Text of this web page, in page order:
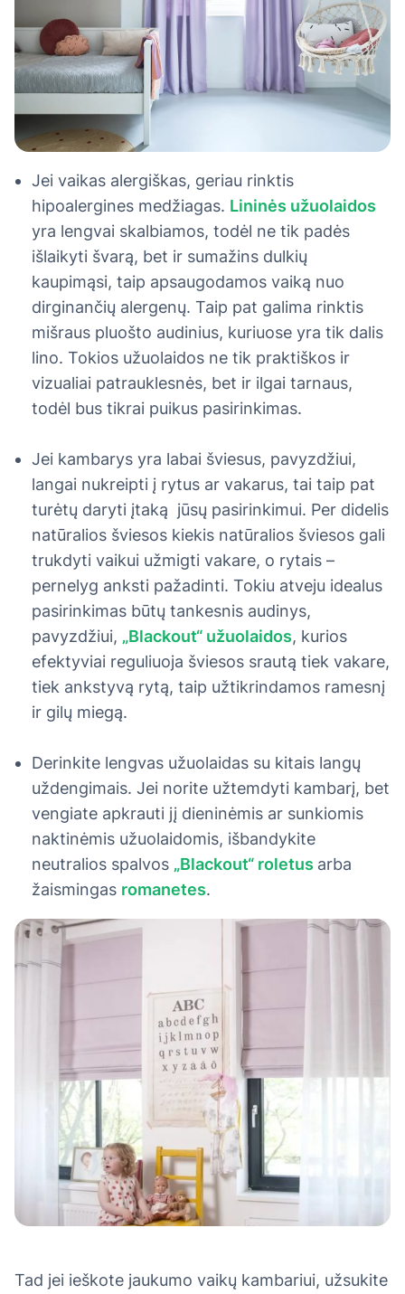
Jei vaikas alergiškas, geriau rinktis
hipoalergines medžiagas. Lininės užuolaidos
yra lengvai skalbiamos, todėl ne tik padės
išlaikyti švarą, bet ir sumažins dulkių
kaupimąsi, taip apsaugodamos vaiką nuo
dirginančių alergenų. Taip pat galima rinktis
mišraus pluošto audinius, kuriuose yra tik dalis
lino. Tokios užuolaidos ne tik praktiškos ir
vizualiai patrauklesnės, bet ir ilgai tarnaus,
todėl bus tikrai puikus pasirinkimas.
Jei kambarys yra labai šviesus, pavyzdžiui,
langai nukreipti į rytus ar vakarus, tai taip pat
turėtų daryti įtaką jūsų pasirinkimui. Per didelis
natūralios šviesos kiekis natūralios šviesos gali
trukdyti vaikui užmigti vakare, o rytais –
pernelyg anksti pažadinti. Tokiu atveju idealus
pasirinkimas būtų tankesnis audinys,
pavyzdžiui, „Blackout“ užuolaidos, kurios
efektyviai reguliuoja šviesos srautą tiek vakare,
tiek ankstyvą rytą, taip užtikrindamos ramesnį
ir gilų miegą.
Derinkite lengvas užuolaidas su kitais langų
uždengimais. Jei norite užtemdyti kambarį, bet
vengiate apkrauti jį dieninėmis ar sunkiomis
naktinėmis užuolaidomis, išbandykite
neutralios spalvos „Blackout“ roletus arba
žaismingas romanetes.
Tad jei ieškote jaukumo vaikų kambariui, užsukite